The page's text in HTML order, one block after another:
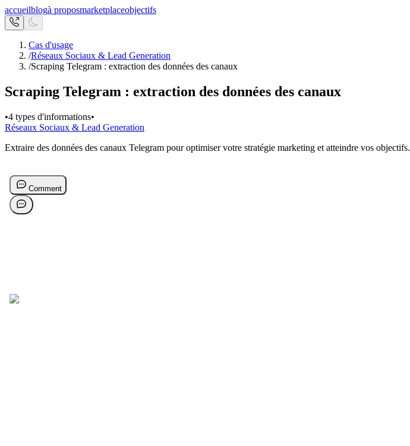
accueilblogà proposmarketplaceobjectifs
Cas d'usage
/Réseaux Sociaux & Lead Generation
/Scraping Telegram : extraction des données des canaux
Scraping Telegram : extraction des données des canaux
•4 types d'informations•
Réseaux Sociaux & Lead Generation
Extraire des données des canaux Telegram pour optimiser votre stratégie marketing et atteindre vos objectifs.